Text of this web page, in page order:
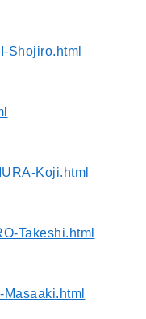
Shojiro.html
Koji.html
Takeshi.html